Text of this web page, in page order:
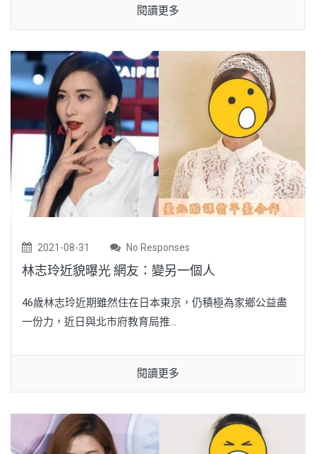
閱讀更多
2021-08-31 No Responses
林志玲近貌曝光 網友：變另一個人
46歲林志玲近期雖然住在日本東京，仍積極為家鄉公益盡
一份力，近日與北市府教育局推...
閱讀更多